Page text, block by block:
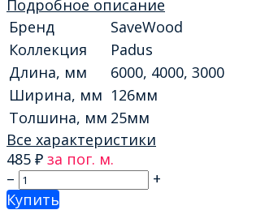
Подробное описание
Бренд
SaveWood
Коллекция
Padus
Длина, мм
6000, 4000, 3000
Ширина, мм 126мм
Толшина, мм 25мм
Все характеристики
485 ₽ за пог. м.
–
+
Купить